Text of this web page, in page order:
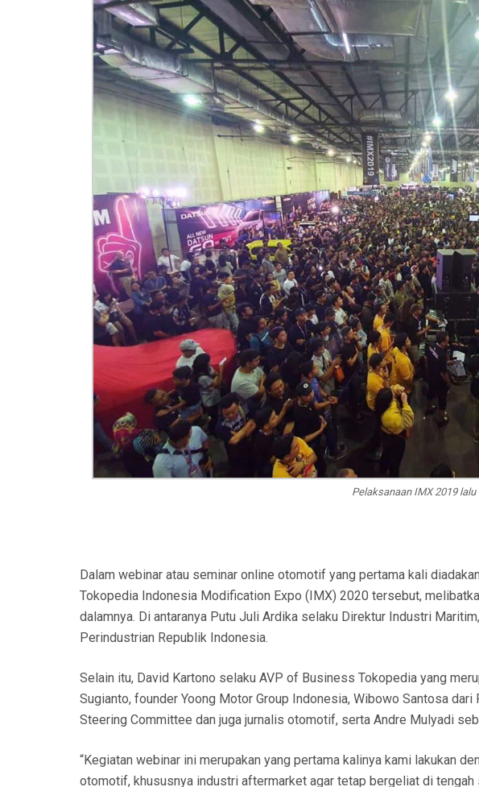
Pelaksanaan IMX 2019 lalu
Dalam webinar atau seminar online otomotif yang pertama kali
Tokopedia Indonesia Modification Expo (IMX) 2020 tersebut,
dalamnya. Di antaranya Putu Juli Ardika selaku Direktur Industri
Perindustrian Republik Indonesia.
Selain itu, David Kartono selaku AVP of Business Tokopedia yang
Sugianto, founder Yoong Motor Group Indonesia, Wibowo Santosa
Steering Committee dan juga jurnalis otomotif, serta Andre Mulyadi
“Kegiatan webinar ini merupakan yang pertama kalinya kami lakukan
otomotif, khususnya industri aftermarket agar tetap bergeliat di